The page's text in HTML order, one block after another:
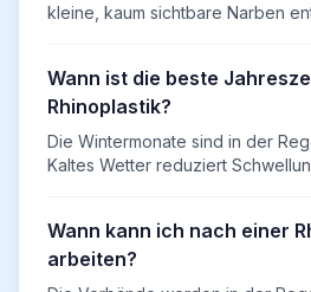
kleine, kaum sichtbare Narben
Wann ist die beste
Rhinoplastik?
Die Wintermonate sind in der
Kaltes Wetter reduziert
Wann kann ich nach einer
arbeiten?